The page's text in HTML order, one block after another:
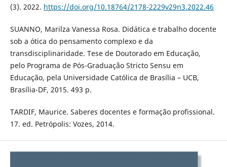
(3). 2022. https://doi.org/10.18764/2178-2229v29n3.2022.46
SUANNO, Marilza Vanessa Rosa. Didática e trabalho docente
sob a ótica do pensamento complexo e da
transdisciplinaridade. Tese de Doutorado em Educação,
pelo Programa de Pós-Graduação Stricto Sensu em
Educação, pela Universidade Católica de Brasília – UCB,
Brasília-DF, 2015. 493 p.
TARDIF, Maurice. Saberes docentes e formação profissional.
17. ed. Petrópolis: Vozes, 2014.